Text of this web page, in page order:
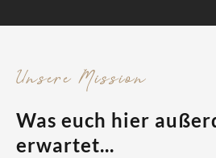
Unsere Mission
Was euch hier
erwartet...